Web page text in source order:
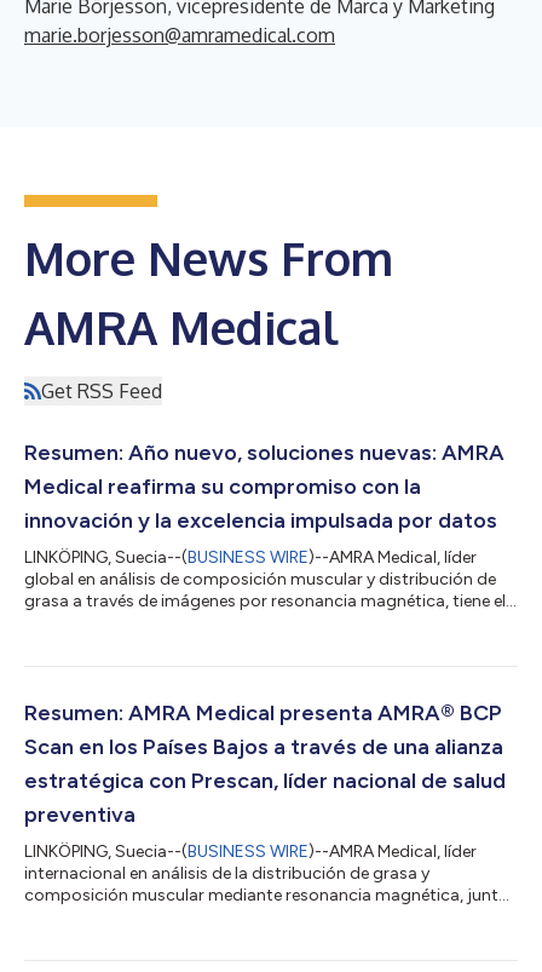
Marie Börjesson, vicepresidente de Marca y Marketing
marie.borjesson@amramedical.com
More News From
AMRA Medical
Get RSS Feed
Resumen: Año nuevo, soluciones nuevas: AMRA
Medical reafirma su compromiso con la
innovación y la excelencia impulsada por datos
LINKÖPING, Suecia--(BUSINESS WIRE)--AMRA Medical, líder
global en análisis de composición muscular y distribución de
grasa a través de imágenes por resonancia magnética, tiene el
presentación de un nuevo lema, “Insights Within”. Esta
colocar a sus clientes y colaboradores en el centro de su visión,
Resumen: AMRA Medical presenta AMRA® BCP
Scan en los Países Bajos a través de una alianza
estratégica con Prescan, líder nacional de salud
preventiva
LINKÖPING, Suecia--(BUSINESS WIRE)--AMRA Medical, líder
internacional en análisis de la distribución de grasa y
composición muscular mediante resonancia magnética, junto
Bajos de su innovador servicio AMRA® BCP Scan, basado en